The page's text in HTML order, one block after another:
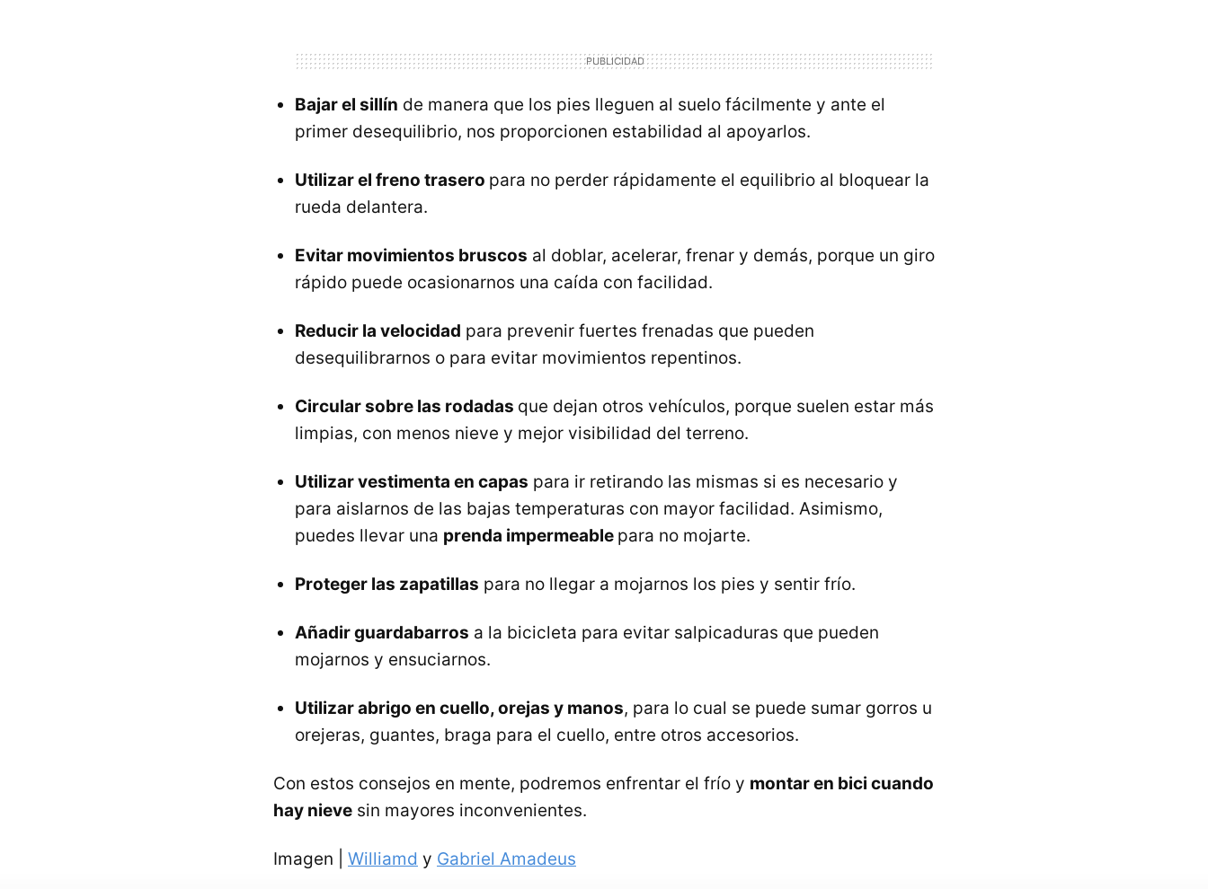
Bajar el sillín de manera que los pies lleguen al suelo fácilmente y ante el
primer desequilibrio, nos proporcionen estabilidad al apoyarlos.
Utilizar el freno trasero para no perder rápidamente el equilibrio al bloquear la
rueda delantera.
Evitar movimientos bruscos al doblar, acelerar, frenar y demás, porque un giro
rápido puede ocasionarnos una caída con facilidad.
Reducir la velocidad para prevenir fuertes frenadas que pueden
desequilibrarnos o para evitar movimientos repentinos.
Circular sobre las rodadas que dejan otros vehículos, porque suelen estar más
limpias, con menos nieve y mejor visibilidad del terreno.
Utilizar vestimenta en capas para ir retirando las mismas si es necesario y
para aislarnos de las bajas temperaturas con mayor facilidad. Asimismo,
puedes llevar una prenda impermeable para no mojarte.
Proteger las zapatillas para no llegar a mojarnos los pies y sentir frío.
Añadir guardabarros a la bicicleta para evitar salpicaduras que pueden
mojarnos y ensuciarnos.
Utilizar abrigo en cuello, orejas y manos, para lo cual se puede sumar gorros u
orejeras, guantes, braga para el cuello, entre otros accesorios.
Con estos consejos en mente, podremos enfrentar el frío y montar en bici cuando
hay nieve sin mayores inconvenientes.
Imagen | Williamd y Gabriel Amadeus